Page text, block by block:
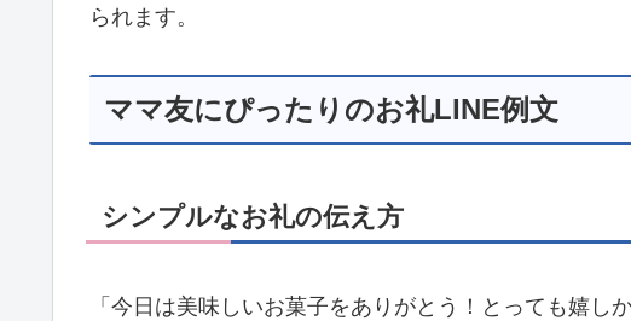
られます。
ママ友にぴったりのお礼LINE例文
シンプルなお礼の伝え方
「今日は美味しいお菓子をありがとう！とっても嬉